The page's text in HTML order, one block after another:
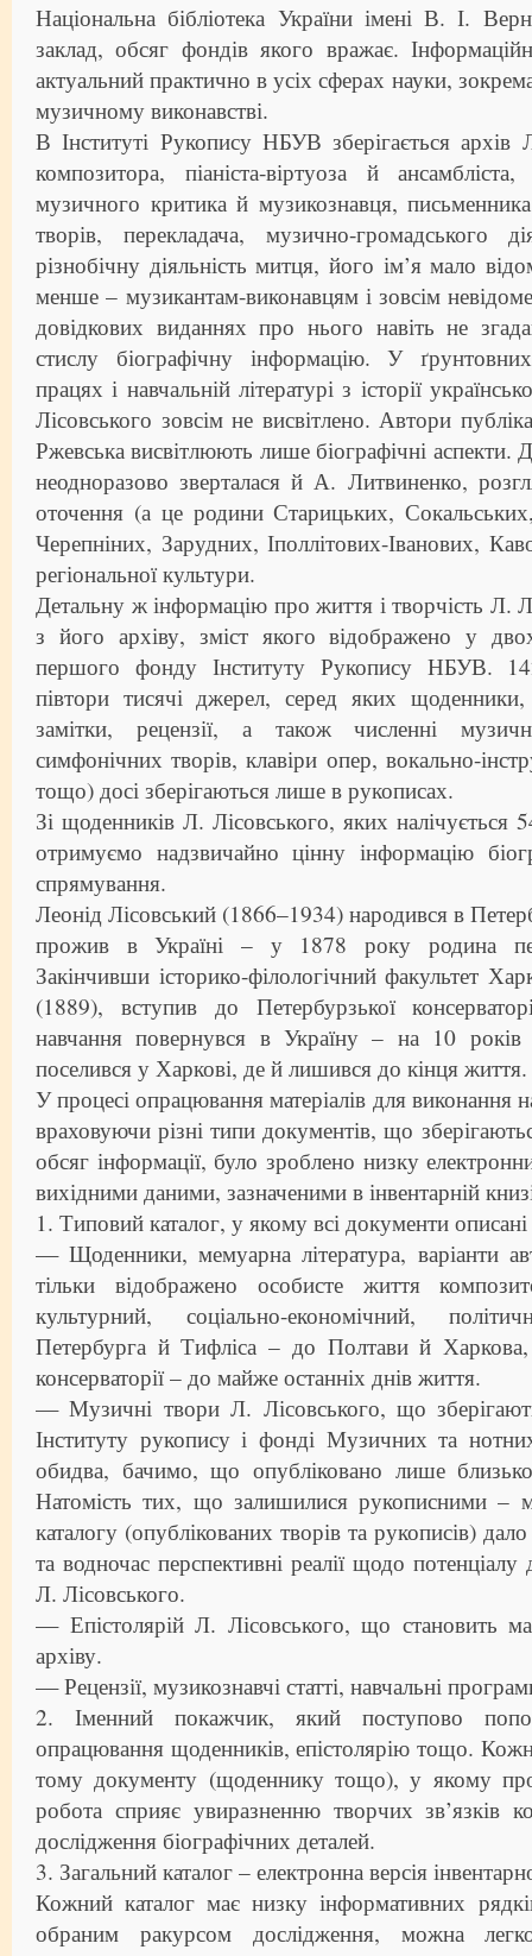
Національна бібліотека України імені В. І.
заклад, обсяг фондів якого вражає.
актуальний практично в усіх сферах науки,
музичному виконавстві.
В Інституті Рукопису НБУВ зберігається архів
композитора, піаніста-віртуоза й
музичного критика й музикознавця,
творів, перекладача, музично-громадського
різнобічну діяльність митця, його ім’я мало
менше – музикантам-виконавцям і зовсім
довідкових виданнях про нього навіть не
стислу біографічну інформацію. У
працях і навчальній літературі з історії
Лісовського зовсім не висвітлено. Автори
Ржевська висвітлюють лише біографічні аспекти.
неодноразово зверталася й А. Литвиненко,
оточення (а це родини Старицьких,
Черепніних, Зарудних, Іполлітових-Іванових,
регіональної культури.
Детальну ж інформацію про життя і творчість Л.
з його архіву, зміст якого відображено у
першого фонду Інституту Рукопису НБУВ.
півтори тисячі джерел, серед яких щоденники,
замітки, рецензії, а також численні
симфонічних творів, клавіри опер, вокально-
тощо) досі зберігаються лише в рукописах.
Зі щоденників Л. Лісовського, яких
отримуємо надзвичайно цінну інформацію
спрямування.
Леонід Лісовський (1866–1934) народився в
прожив в Україні – у 1878 року родина
Закінчивши історико-філологічний факультет
(1889), вступив до Петербурзької
навчання повернувся в Україну – на 10
поселився у Харкові, де й лишився до кінця життя.
У процесі опрацювання матеріалів для виконання
враховуючи різні типи документів, що
обсяг інформації, було зроблено низку
вихідними даними, зазначеними в інвентарній
1. Типовий каталог, у якому всі документи
— Щоденники, мемуарна література, варіанти
тільки відображено особисте життя
культурний, соціально-економічний,
Петербурга й Тифліса – до Полтави й Харкова,
консерваторії – до майже останніх днів життя.
— Музичні твори Л. Лісовського, що
Інституту рукопису і фонді Музичних та
обидва, бачимо, що опубліковано лише
Натомість тих, що залишилися рукописними –
каталогу (опублікованих творів та рукописів)
та водночас перспективні реалії щодо потенціалу
Л. Лісовського.
— Епістолярій Л. Лісовського, що становить
архіву.
— Рецензії, музикознавчі статті, навчальні
2. Іменний покажчик, який поступово
опрацювання щоденників, епістолярію тощо.
тому документу (щоденнику тощо), у якому
робота сприяє увиразненню творчих зв’язків
дослідження біографічних деталей.
3. Загальний каталог – електронна версія
Кожний каталог має низку інформативних
обраним ракурсом дослідження, можна